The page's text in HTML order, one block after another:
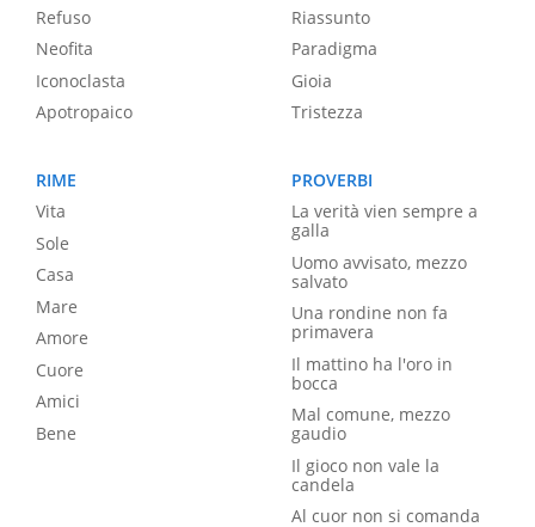
Refuso
Neofita
Iconoclasta
Apotropaico
Riassunto
Paradigma
Gioia
Tristezza
RIME
Vita
Sole
Casa
Mare
Amore
Cuore
Amici
Bene
PROVERBI
La verità vien sempre a
galla
Uomo avvisato, mezzo
salvato
Una rondine non fa
primavera
Il mattino ha l'oro in
bocca
Mal comune, mezzo
gaudio
Il gioco non vale la
candela
Al cuor non si comanda